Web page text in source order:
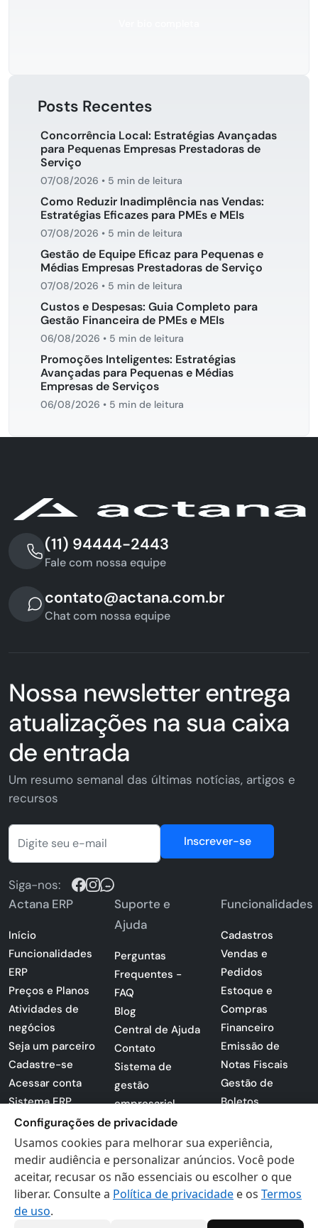
Posts Recentes
Concorrência Local: Estratégias Avançadas
para Pequenas Empresas Prestadoras de
Serviço
07/08/2026 • 5 min de leitura
Como Reduzir Inadimplência nas Vendas:
Estratégias Eficazes para PMEs e MEIs
07/08/2026 • 5 min de leitura
Gestão de Equipe Eficaz para Pequenas e
Médias Empresas Prestadoras de Serviço
07/08/2026 • 5 min de leitura
Custos e Despesas: Guia Completo para
Gestão Financeira de PMEs e MEIs
06/08/2026 • 5 min de leitura
Promoções Inteligentes: Estratégias
Avançadas para Pequenas e Médias
Empresas de Serviços
06/08/2026 • 5 min de leitura
(11) 94444-2443
Fale com nossa equipe
contato@actana.com.br
Chat com nossa equipe
Nossa newsletter entrega
atualizações na sua caixa
de entrada
Um resumo semanal das últimas notícias, artigos e
recursos
Inscrever-se
Siga-nos:
Actana ERP
Início
Funcionalidades
ERP
Preços e Planos
Atividades de
negócios
Seja um parceiro
Cadastre-se
Acessar conta
Sistema ERP
Apresentação
PDF
Loja -
Certificados
Digitais
Suporte e
Ajuda
Perguntas
Frequentes -
FAQ
Blog
Central de Ajuda
Contato
Sistema de
gestão
empresarial
Sistema para
lojas
Preferências de
cookies
Politica de
Funcionalidades
Cadastros
Vendas e
Pedidos
Estoque e
Compras
Financeiro
Emissão de
Notas Fiscais
Gestão de
Boletos
Configurações de privacidade
Usamos cookies para melhorar sua experiência,
medir audiência e personalizar anúncios. Você pode
aceitar, recusar os não essenciais ou escolher o que
liberar. Consulte a Política de privacidade e os Termos
de uso.